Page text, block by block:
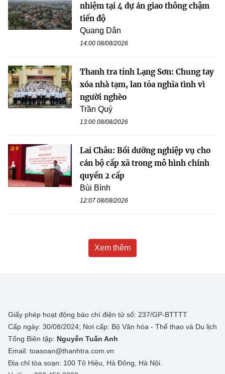
nhiệm tại 4 dự án giao thông chậm
tiến độ
Quang Dân
14:00 08/08/2026
Thanh tra tỉnh Lạng Sơn: Chung tay
xóa nhà tạm, lan tỏa nghĩa tình vì
người nghèo
Trần Quý
13:00 08/08/2026
Lai Châu: Bồi dưỡng nghiệp vụ cho
cán bộ cấp xã trong mô hình chính
quyền 2 cấp
Bùi Bình
12:07 08/08/2026
Xem thêm
Giấy phép hoạt động báo chí điện tử số: 237/GP-BTTTT
Cấp ngày: 30/08/2024; Nơi cấp: Bộ Văn hóa - Thể thao và Du lịch
Tổng Biên tập: Nguyễn Tuấn Anh
Email: toasoan@thanhtra.com.vn
Địa chỉ tòa soạn: 100 Tô Hiệu, Hà Đông, Hà Nội.